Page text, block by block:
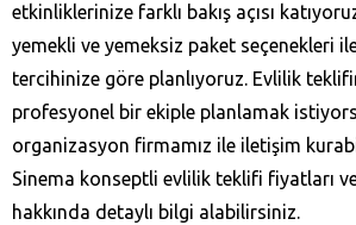
etkinliklerinize farklı bakış açısı
yemekli ve yemeksiz paket seçenekleri
tercihinize göre planlıyoruz. Evlilik
profesyonel bir ekiple planlamak
organizasyon firmamız ile iletişim
Sinema konseptli evlilik teklifi fiyatları
hakkında detaylı bilgi alabilirsiniz.